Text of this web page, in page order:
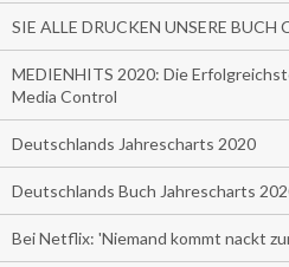
SIE ALLE DRUCKEN UNSERE BUCH
MEDIENHITS 2020: Die
Media Control
Deutschlands Jahrescharts 2020
Deutschlands Buch Jahrescharts
Bei Netflix: 'Niemand kommt nackt